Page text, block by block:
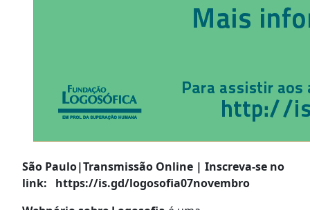
São Paulo|Transmissão Online | Inscreva-se no
link: https://is.gd/logosofia07novembro